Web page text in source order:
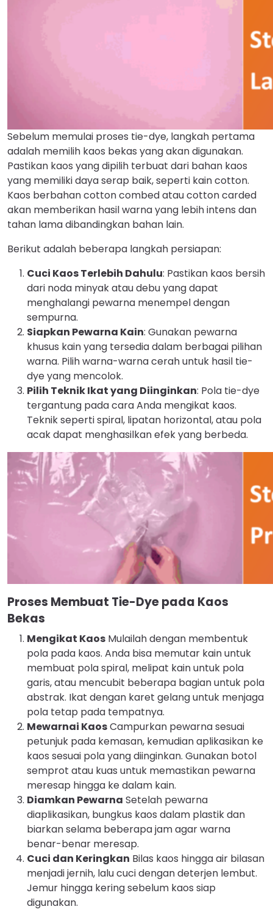
Sebelum memulai proses tie-dye, langkah pertama
adalah memilih kaos bekas yang akan digunakan.
Pastikan kaos yang dipilih terbuat dari bahan kaos
yang memiliki daya serap baik, seperti kain cotton.
Kaos berbahan cotton combed atau cotton carded
akan memberikan hasil warna yang lebih intens dan
tahan lama dibandingkan bahan lain.
Berikut adalah beberapa langkah persiapan:
Cuci Kaos Terlebih Dahulu: Pastikan kaos bersih
dari noda minyak atau debu yang dapat
menghalangi pewarna menempel dengan
sempurna.
Siapkan Pewarna Kain: Gunakan pewarna
khusus kain yang tersedia dalam berbagai pilihan
warna. Pilih warna-warna cerah untuk hasil tie-
dye yang mencolok.
Pilih Teknik Ikat yang Diinginkan: Pola tie-dye
tergantung pada cara Anda mengikat kaos.
Teknik seperti spiral, lipatan horizontal, atau pola
acak dapat menghasilkan efek yang berbeda.
Proses Membuat Tie-Dye pada Kaos
Bekas
Mengikat Kaos Mulailah dengan membentuk
pola pada kaos. Anda bisa memutar kain untuk
membuat pola spiral, melipat kain untuk pola
garis, atau mencubit beberapa bagian untuk pola
abstrak. Ikat dengan karet gelang untuk menjaga
pola tetap pada tempatnya.
Mewarnai KaosCampurkan pewarna sesuai
petunjuk pada kemasan, kemudian aplikasikan ke
kaos sesuai pola yang diinginkan. Gunakan botol
semprot atau kuas untuk memastikan pewarna
meresap hingga ke dalam kain.
Diamkan Pewarna Setelah pewarna
diaplikasikan, bungkus kaos dalam plastik dan
biarkan selama beberapa jam agar warna
benar-benar meresap.
Cuci dan Keringkan Bilas kaos hingga air bilasan
menjadi jernih, lalu cuci dengan deterjen lembut.
Jemur hingga kering sebelum kaos siap
digunakan.